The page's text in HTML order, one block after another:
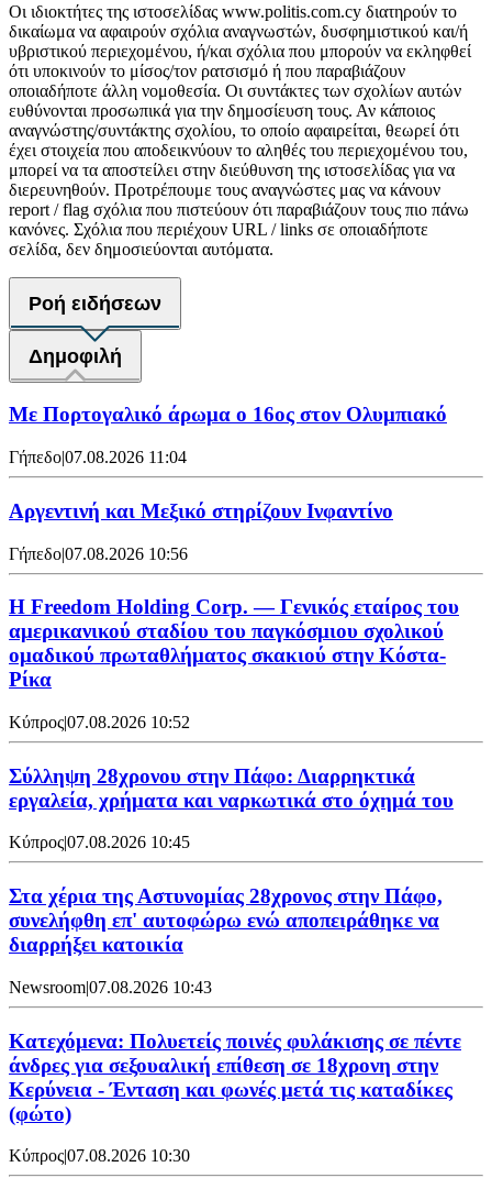
Οι ιδιοκτήτες της ιστοσελίδας www.politis.com.cy διατηρούν το
δικαίωμα να αφαιρούν σχόλια αναγνωστών, δυσφημιστικού και/ή
υβριστικού περιεχομένου, ή/και σχόλια που μπορούν να εκληφθεί
ότι υποκινούν το μίσος/τον ρατσισμό ή που παραβιάζουν
οποιαδήποτε άλλη νομοθεσία. Οι συντάκτες των σχολίων αυτών
ευθύνονται προσωπικά για την δημοσίευση τους. Αν κάποιος
αναγνώστης/συντάκτης σχολίου, το οποίο αφαιρείται, θεωρεί ότι
έχει στοιχεία που αποδεικνύουν το αληθές του περιεχομένου του,
μπορεί να τα αποστείλει στην διεύθυνση της ιστοσελίδας για να
διερευνηθούν. Προτρέπουμε τους αναγνώστες μας να κάνουν
report / flag σχόλια που πιστεύουν ότι παραβιάζουν τους πιο πάνω
κανόνες. Σχόλια που περιέχουν URL / links σε οποιαδήποτε
σελίδα, δεν δημοσιεύονται αυτόματα.
Ροή ειδήσεων
Δημοφιλή
Με Πορτογαλικό άρωμα ο 16ος στον Ολυμπιακό
Γήπεδο|07.08.2026 11:04
Αργεντινή και Μεξικό στηρίζουν Ινφαντίνο
Γήπεδο|07.08.2026 10:56
Η Freedom Holding Corp. — Γενικός εταίρος του
αμερικανικού σταδίου του παγκόσμιου σχολικού
ομαδικού πρωταθλήματος σκακιού στην Κόστα-
Ρίκα
Κύπρος|07.08.2026 10:52
Σύλληψη 28χρονου στην Πάφο: Διαρρηκτικά
εργαλεία, χρήματα και ναρκωτικά στο όχημά του
Κύπρος|07.08.2026 10:45
Στα χέρια της Αστυνομίας 28χρονος στην Πάφο,
συνελήφθη επ' αυτοφώρω ενώ αποπειράθηκε να
διαρρήξει κατοικία
Newsroom|07.08.2026 10:43
Κατεχόμενα: Πολυετείς ποινές φυλάκισης σε πέντε
άνδρες για σεξουαλική επίθεση σε 18χρονη στην
Κερύνεια - Ένταση και φωνές μετά τις καταδίκες
(φώτο)
Κύπρος|07.08.2026 10:30